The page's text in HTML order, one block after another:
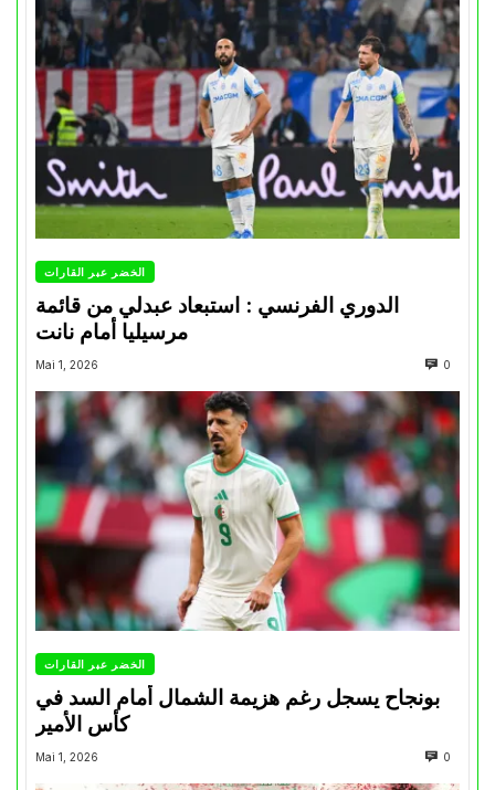
الخضر عبر القارات
الدوري الفرنسي : استبعاد عبدلي من قائمة
مرسيليا أمام نانت
Mai 1, 2026 0
الخضر عبر القارات
بونجاح يسجل رغم هزيمة الشمال أمام السد في
كأس الأمير
Mai 1, 2026 0